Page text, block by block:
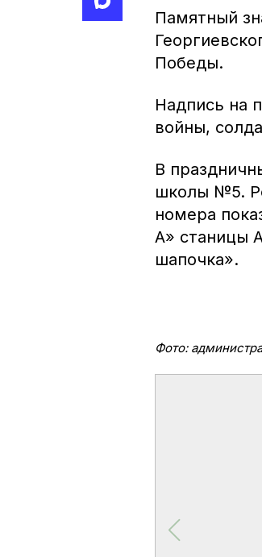
Памятный
Победы.
Надпись на
войны,
В
школы №5.
номера
А» станицы
шапочка».
Фото: